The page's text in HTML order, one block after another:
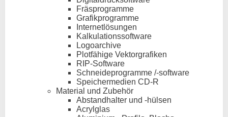
Fräsprogramme
Grafikprogramme
Internetlösungen
Kalkulationssoftware
Logoarchive
Plotfähige Vektorgrafiken
RIP-Software
Schneideprogramme /-software
Speichermedien CD-R
Material und Zubehör
Abstandhalter und -hülsen
Acrylglas